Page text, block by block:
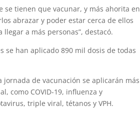
se tienen que vacunar, y más ahorita en
abrazar y poder estar cerca de ellos
llegar a más personas”, destacó.
se han aplicado 890 mil dosis de todas
jornada de vacunación se aplicarán más
como COVID-19, influenza y
triple viral, tétanos y VPH.